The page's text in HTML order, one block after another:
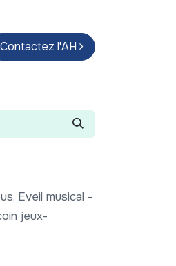
Guide
Contactez l'AH
Eveil musical -
jeux-